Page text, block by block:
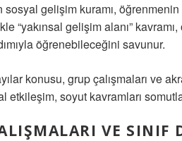
sosyal gelişim kuramı, öğrenmenin
“yakınsal gelişim alanı”
öğrenebileceğini savunur.
konusu, grup çalışmaları ve
etkileşim, soyut kavramları
VE SINIF